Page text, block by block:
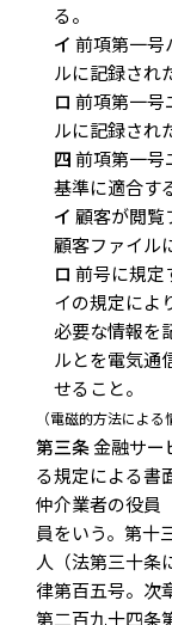
る。
イ 前項第一号
ルに記録され
ロ 前項第一号
ルに記録され
四前項第一号
基準に適合す
イ 顧客が閲覧
顧客ファイル
ロ 前号に規定
イの規定によ
必要な情報を
ルとを電気通
せること。
（電磁的方法による
第三条金融サー
る規定による書
仲介業者の役員
員をいう。第十
人（法第三十条
律第百五号。次
第二百九十四条